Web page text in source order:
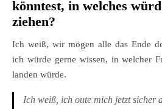
könntest, in welches
ziehen?
Ich weiß, wir mögen alle das Ende
ich würde gerne wissen, in welcher
landen würde.
Ich weiß, ich oute mich jetzt sicher